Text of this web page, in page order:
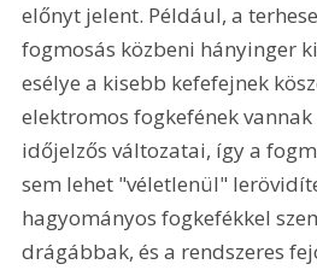
előnyt jelent. Például, a
fogmosás közbeni hányinger
esélye a kisebb kefefejnek
elektromos fogkefének
időjelzős változatai, így a
sem lehet "véletlenül"
hagyományos fogkefékkel
drágábbak, és a rendszeres